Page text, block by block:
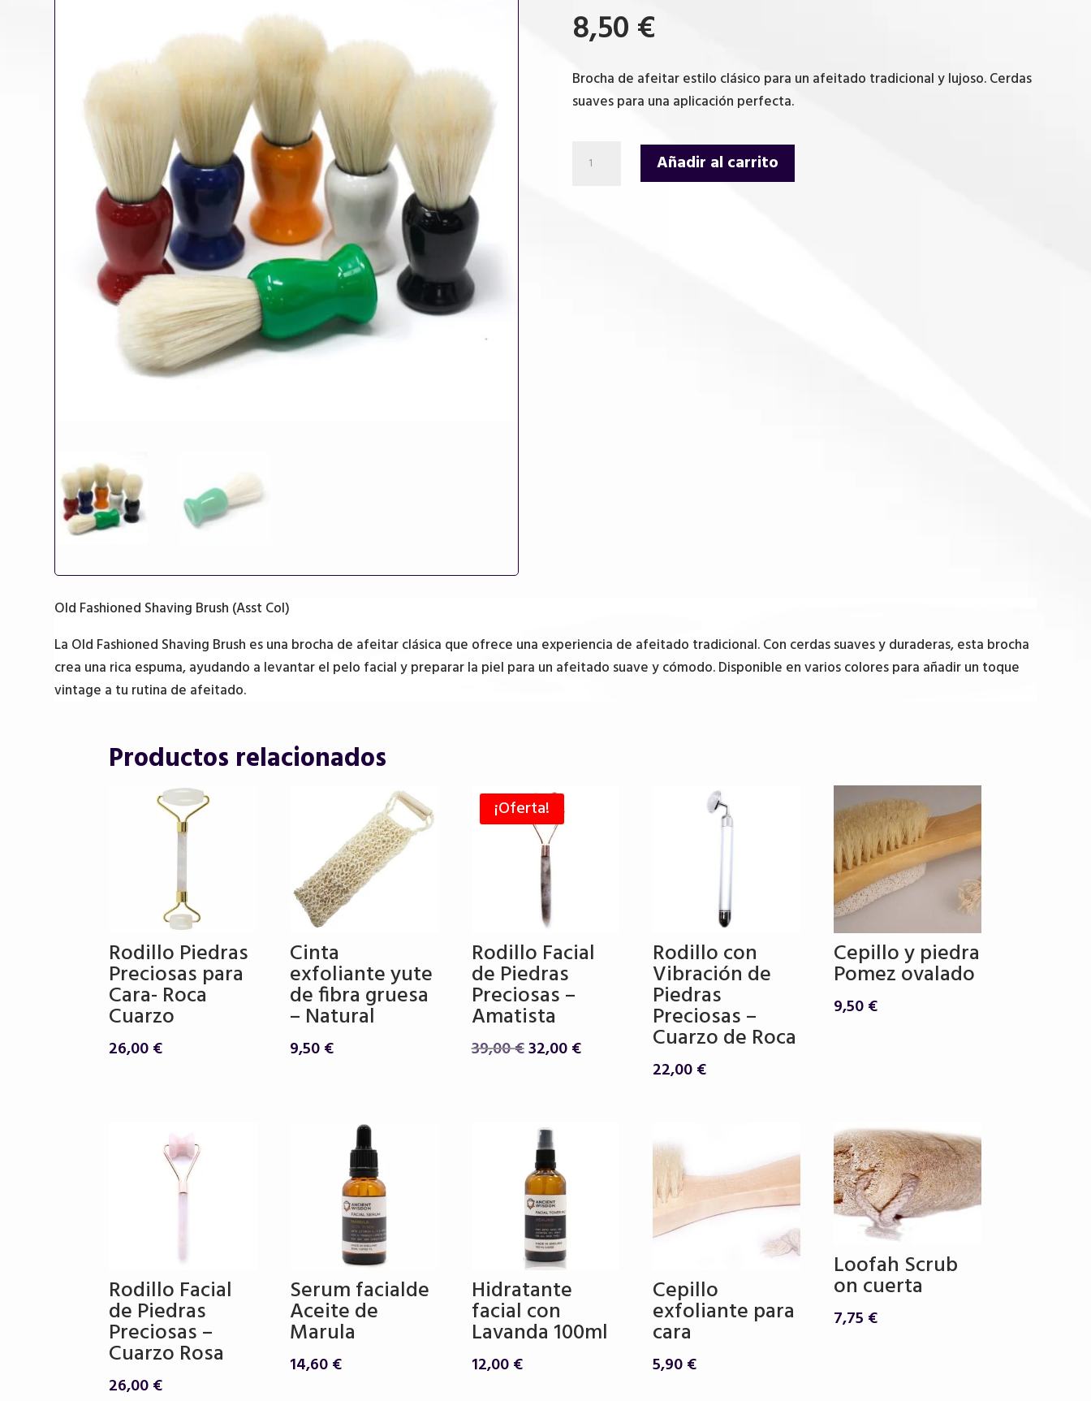
8,50€
Brocha de afeitar estilo clásico para un afeitado tradicional y lujoso. Cerdas
suaves para una aplicación perfecta.
Fashioned
Añadir al carrito
Old Fashioned Shaving Brush (Asst Col)
La Old Fashioned Shaving Brush es una brocha de afeitar clásica que ofrece una experiencia de afeitado tradicional. Con cerdas suaves y duraderas, esta brocha
crea una rica espuma, ayudando a levantar el pelo facial y preparar la piel para un afeitado suave y cómodo. Disponible en varios colores para añadir un toque
vintage a tu rutina de afeitado.
Productos relacionados
Rodillo Piedras
Preciosas para
Cara- Roca
Cuarzo
26,00€
Cinta
exfoliante yute
de fibra gruesa
– Natural
9,50€
¡Oferta!
Rodillo Facial
de Piedras
Preciosas –
Amatista
39,00€El
39,00 €.
32,00€El
Rodillo con
Vibración de
Piedras
Preciosas –
Cuarzo de Roca
22,00€
Cepillo y piedra
Pomez ovalado
9,50€
Rodillo Facial
de Piedras
Preciosas –
Cuarzo Rosa
26,00€
Serum facialde
Aceite de
Marula
14,60€
Hidratante
facial con
Lavanda 100ml
12,00€
Cepillo
exfoliante para
cara
5,90€
Loofah Scrub
on cuerta
7,75 €